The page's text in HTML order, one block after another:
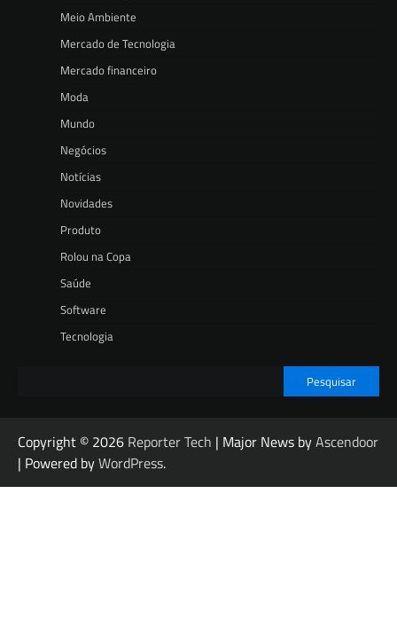
Meio Ambiente
Mercado de Tecnologia
Mercado financeiro
Moda
Mundo
Negócios
Notícias
Novidades
Produto
Rolou na Copa
Saúde
Software
Tecnologia
Pesquisar
Copyright © 2026 Reporter Tech | Major News byAscendoor
| Powered byWordPress.